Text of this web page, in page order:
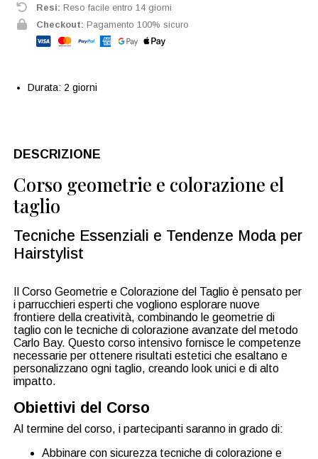
Resi: Reso facile entro 14 giorni
Checkout: Pagamento 100% sicuro
Durata: 2 giorni
DESCRIZIONE
Corso geometrie e colorazione el
taglio
Tecniche Essenziali e Tendenze Moda per
Hairstylist
Il Corso Geometrie e Colorazione del Taglio è pensato per
i parrucchieri esperti che vogliono esplorare nuove
frontiere della creatività, combinando le geometrie di
taglio con le tecniche di colorazione avanzate del metodo
Carlo Bay. Questo corso intensivo fornisce le competenze
necessarie per ottenere risultati estetici che esaltano e
personalizzano ogni taglio, creando look unici e di alto
impatto.
Obiettivi del Corso
Al termine del corso, i partecipanti saranno in grado di:
Abbinare con sicurezza tecniche di colorazione e